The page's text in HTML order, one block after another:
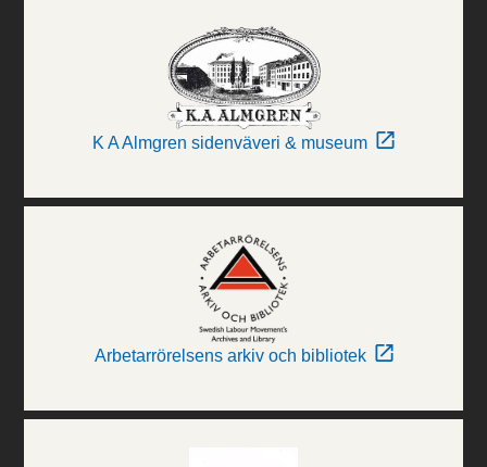
K A Almgren sidenväveri & museum
Arbetarrörelsens arkiv och bibliotek